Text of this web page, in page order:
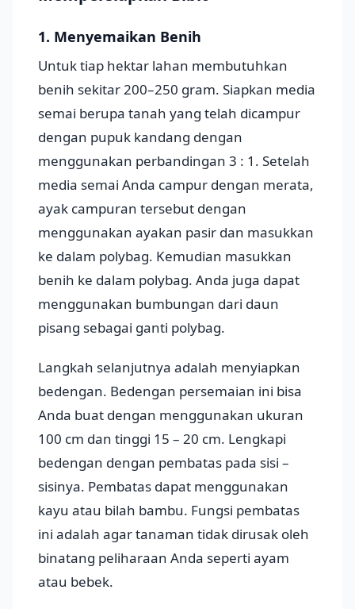
1. Menyemaikan Benih
Untuk tiap hektar lahan membutuhkan
benih sekitar 200–250 gram. Siapkan media
semai berupa tanah yang telah dicampur
dengan pupuk kandang dengan
menggunakan perbandingan 3 : 1. Setelah
media semai Anda campur dengan merata,
ayak campuran tersebut dengan
menggunakan ayakan pasir dan masukkan
ke dalam polybag. Kemudian masukkan
benih ke dalam polybag. Anda juga dapat
menggunakan bumbungan dari daun
pisang sebagai ganti polybag.
Langkah selanjutnya adalah menyiapkan
bedengan. Bedengan persemaian ini bisa
Anda buat dengan menggunakan ukuran
100 cm dan tinggi 15 – 20 cm. Lengkapi
bedengan dengan pembatas pada sisi –
sisinya. Pembatas dapat menggunakan
kayu atau bilah bambu. Fungsi pembatas
ini adalah agar tanaman tidak dirusak oleh
binatang peliharaan Anda seperti ayam
atau bebek.